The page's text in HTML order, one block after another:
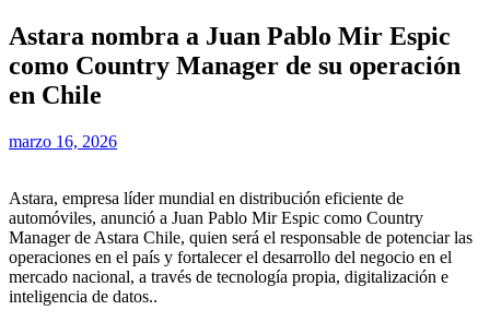
Astara nombra a Juan Pablo Mir Espic
como Country Manager de su operación
en Chile
marzo 16, 2026
Astara, empresa líder mundial en distribución eficiente de
automóviles, anunció a Juan Pablo Mir Espic como Country
Manager de Astara Chile, quien será el responsable de potenciar las
operaciones en el país y fortalecer el desarrollo del negocio en el
mercado nacional, a través de tecnología propia, digitalización e
inteligencia de datos..